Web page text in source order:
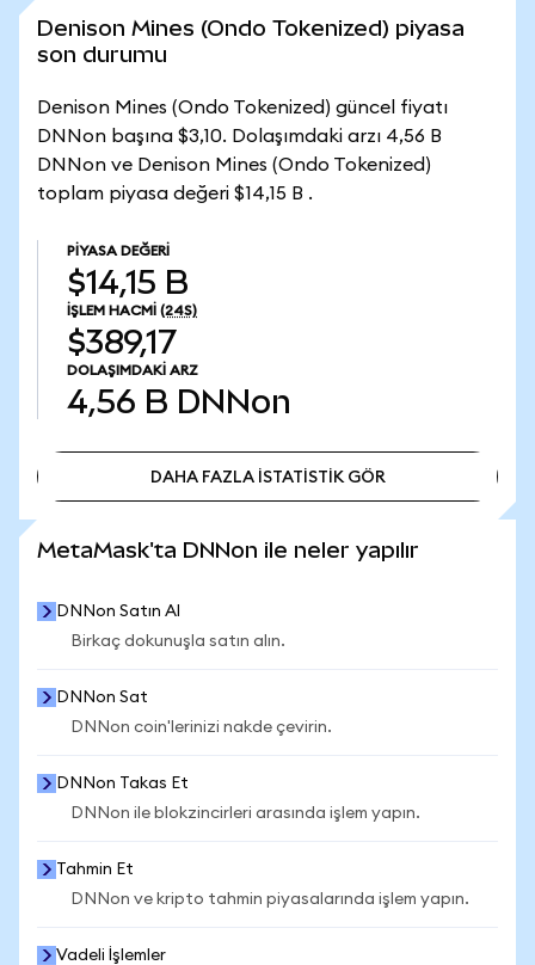
Denison Mines (Ondo Tokenized) piyasa
son durumu
Denison Mines (Ondo Tokenized) güncel fiyatı
DNNon başına $3,10. Dolaşımdaki arzı 4,56 B
DNNon ve Denison Mines (Ondo Tokenized)
toplam piyasa değeri $14,15 B .
PIYASA DEĞERI
$14,15 B
İŞLEM HACMI (24S)
$389,17
DOLAŞIMDAKI ARZ
4,56 B DNNon
DAHA FAZLA İSTATİSTİK GÖR
MetaMask'ta DNNon ile neler yapılır
DNNon Satın Al
Birkaç dokunuşla satın alın.
DNNon Sat
DNNon coin'lerinizi nakde çevirin.
DNNon Takas Et
DNNon ile blokzincirleri arasında işlem yapın.
Tahmin Et
DNNon ve kripto tahmin piyasalarında işlem yapın.
Vadeli İşlemler